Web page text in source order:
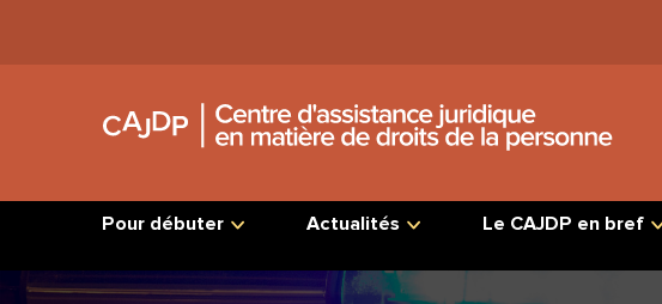
Pour débuter
Actualités Le CAJDP en bref